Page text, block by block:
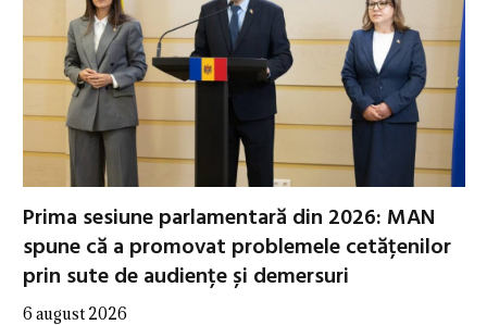
Prima sesiune parlamentară din 2026: MAN
spune că a promovat problemele cetățenilor
prin sute de audiențe și demersuri
6 august 2026